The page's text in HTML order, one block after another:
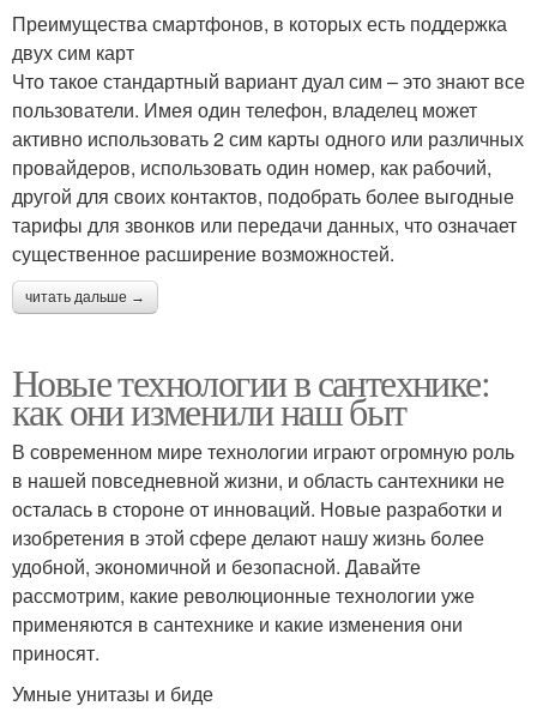
Преимущества смартфонов, в которых есть поддержка
двух сим карт
Что такое стандартный вариант дуал сим – это знают все
пользователи. Имея один телефон, владелец может
активно использовать 2 сим карты одного или различных
провайдеров, использовать один номер, как рабочий,
другой для своих контактов, подобрать более выгодные
тарифы для звонков или передачи данных, что означает
существенное расширение возможностей.
читать дальше →
Новые технологии в сантехнике:
как они изменили наш быт
В современном мире технологии играют огромную роль
в нашей повседневной жизни, и область сантехники не
осталась в стороне от инноваций. Новые разработки и
изобретения в этой сфере делают нашу жизнь более
удобной, экономичной и безопасной. Давайте
рассмотрим, какие революционные технологии уже
применяются в сантехнике и какие изменения они
приносят.
Умные унитазы и биде